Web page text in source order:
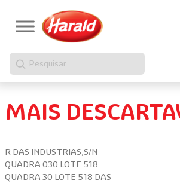
Pesquisar
MAIS
R DAS INDUSTRIAS,S/N
QUADRA 030 LOTE 518
QUADRA 30 LOTE 518 DAS